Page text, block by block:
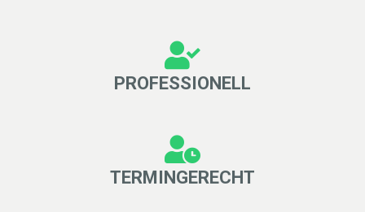
PROFESSIONELL
TERMINGERECHT